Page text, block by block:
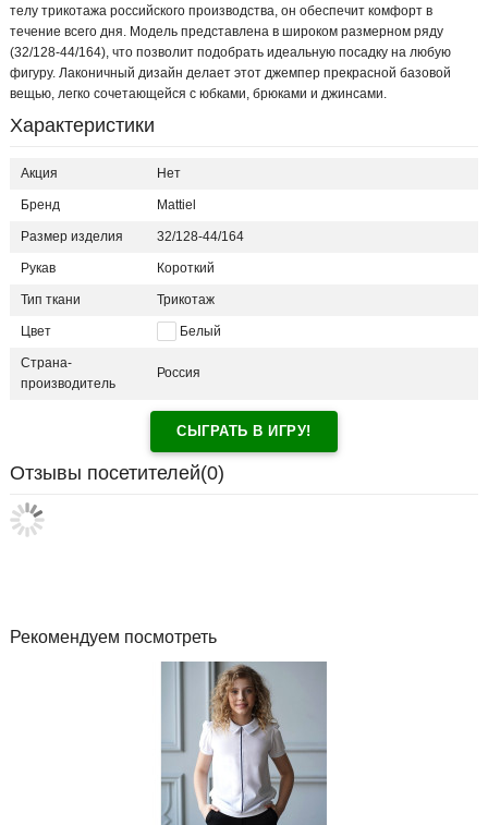
телу трикотажа российского производства, он обеспечит комфорт в
течение всего дня. Модель представлена в широком размерном ряду
(32/128-44/164), что позволит подобрать идеальную посадку на любую
фигуру. Лаконичный дизайн делает этот джемпер прекрасной базовой
вещью, легко сочетающейся с юбками, брюками и джинсами.
Характеристики
Акция Нет
Бренд Mattiel
Размер изделия 32/128-44/164
Рукав Короткий
Тип ткани Трикотаж
Цвет Белый
Страна-
производитель
Россия
СЫГРАТЬ В ИГРУ!
Отзывы посетителей(0)
Рекомендуем посмотреть